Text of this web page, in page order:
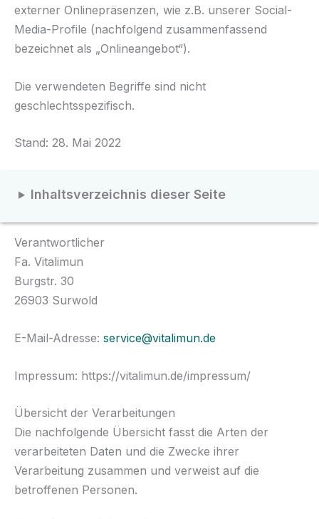
externer Onlinepräsenzen, wie z.B. unserer Social-
Media-Profile (nachfolgend zusammenfassend
bezeichnet als „Onlineangebot“).
Die verwendeten Begriffe sind nicht
geschlechtsspezifisch.
Stand: 28. Mai 2022
Inhaltsverzeichnis dieser Seite
Verantwortlicher
Fa. Vitalimun
Burgstr. 30
26903 Surwold
E-Mail-Adresse: service@vitalimun.de
Impressum: https://vitalimun.de/impressum/
Übersicht der Verarbeitungen
Die nachfolgende Übersicht fasst die Arten der
verarbeiteten Daten und die Zwecke ihrer
Verarbeitung zusammen und verweist auf die
betroffenen Personen.